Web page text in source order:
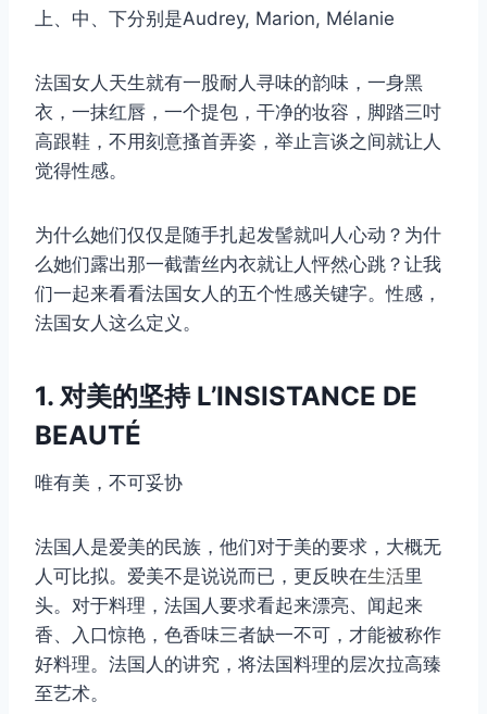
上、中、下分别是Audrey, Marion, Mélanie
法国女人天生就有一股耐人寻味的韵味，一身黑
衣，一抹红唇，一个提包，干净的妆容，脚踏三吋
高跟鞋，不用刻意搔首弄姿，举止言谈之间就让人
觉得性感。
为什么她们仅仅是随手扎起发髻就叫人心动？为什
么她们露出那一截蕾丝内衣就让人怦然心跳？让我
们一起来看看法国女人的五个性感关键字。性感，
法国女人这么定义。
1. 对美的坚持 L’INSISTANCE DE
BEAUTÉ
唯有美，不可妥协
法国人是爱美的民族，他们对于美的要求，大概无
人可比拟。爱美不是说说而已，更反映在生活里
头。对于料理，法国人要求看起来漂亮、闻起来
香、入口惊艳，色香味三者缺一不可，才能被称作
好料理。法国人的讲究，将法国料理的层次拉高臻
至艺术。